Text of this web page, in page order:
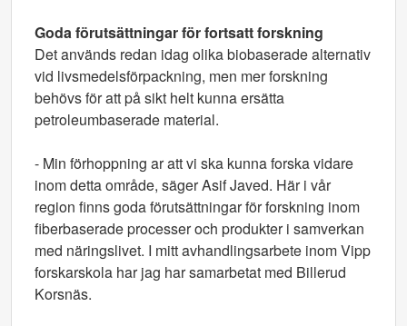
Goda förutsättningar för fortsatt forskning
Det används redan idag olika biobaserade alternativ
vid livsmedelsförpackning, men mer forskning
behövs för att på sikt helt kunna ersätta
petroleumbaserade material.
- Min förhoppning ar att vi ska kunna forska vidare
inom detta område, säger Asif Javed. Här i vår
region finns goda förutsättningar för forskning inom
fiberbaserade processer och produkter i samverkan
med näringslivet. I mitt avhandlingsarbete inom Vipp
forskarskola har jag har samarbetat med Billerud
Korsnäs.